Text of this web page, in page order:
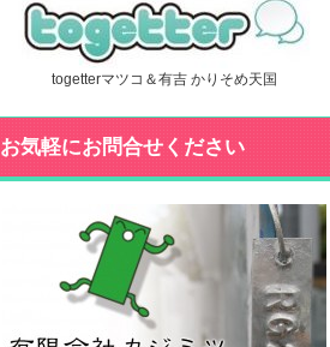
togetterマツコ＆有吉 かりそめ天国
お気軽にお問合せください